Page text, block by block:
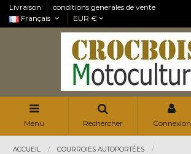
Livraison
conditions generales de vente
Français
EUR €
Menu Rechercher Connexion
ACCUEIL
COURROIES AUTOPORTÉES